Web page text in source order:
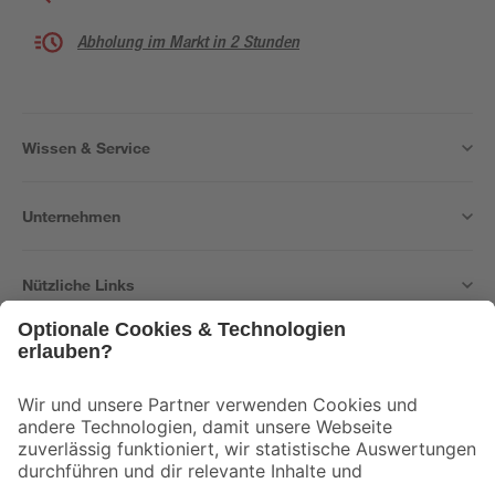
Abholung im Markt in 2 Stunden
Wissen & Service
Unternehmen
Nützliche Links
Der toom Newsletter: Keine Angebote und Aktionen mehr verpassen!
Zur Newsletter Anmeldung